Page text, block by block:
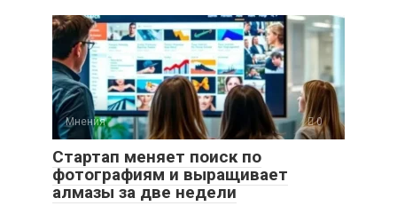
Мнения 0
Стартап меняет поиск по
фотографиям и выращивает
алмазы за две недели